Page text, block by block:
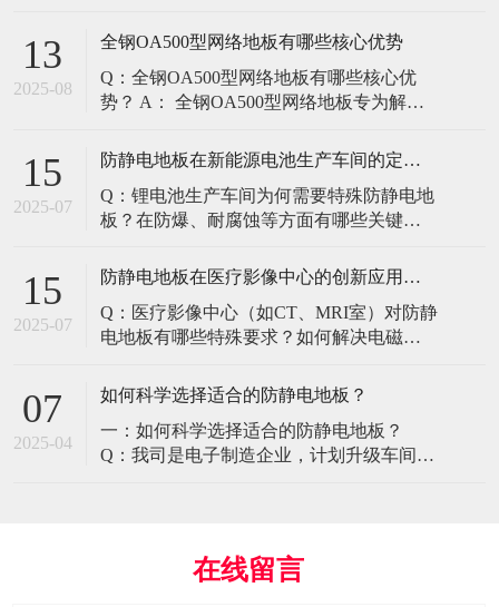
您必须计算机房规划区域内最重设备的单
点载荷（通常指服务器机柜的支脚压
力）。 轻型机房（标准服务器/网络柜）：
单点载荷通常在1960N，主流的优质复合地
13
2025-08
全钢OA500型网络地板有哪些核心优势
Q：全钢OA500型网络地板有哪些核心优
势？ A： 全钢OA500型网络地板专为解决
以下核心优势： 高强度结构：采用优质冷
轧钢板拉伸焊接成型，表面磷化后静电喷
塑，防锈耐磨，承重性能优异。 便捷布
线：配套活动线槽板设计，可轻松掀起盖
15
2025-07
防静电地板在新能源电池生产车间的定制化解决方案
Q：锂电池生产车间为何需要特殊防静电地
板？在防爆、耐腐蚀等方面有哪些关键技
环境并存的特殊场景，需要全方位防护方
境要求 • 防爆等级：Ex IIB T4（ATEX认
证） • 静电泄放速度：<0.
15
2025-07
防静电地板在医疗影像中心的创新应用方案
Q：医疗影像中心（如CT、MRI室）对防静
电地板有哪些特殊要求？如何解决电磁干
环境特殊性对防静电地板提出了前所未有
疗影像环境的特殊需求 电磁兼容性要求 •
MRI室需完全无磁：磁化率<0.001（
07
2025-04
如何科学选择适合的防静电地板？
一：如何科学选择适合的防静电地板？
Q：我司是电子制造企业，计划升级车间地
用场景、技术指标及长期维护成本综合考
量。作为深耕行业多年的广东立品地板科
在线留言